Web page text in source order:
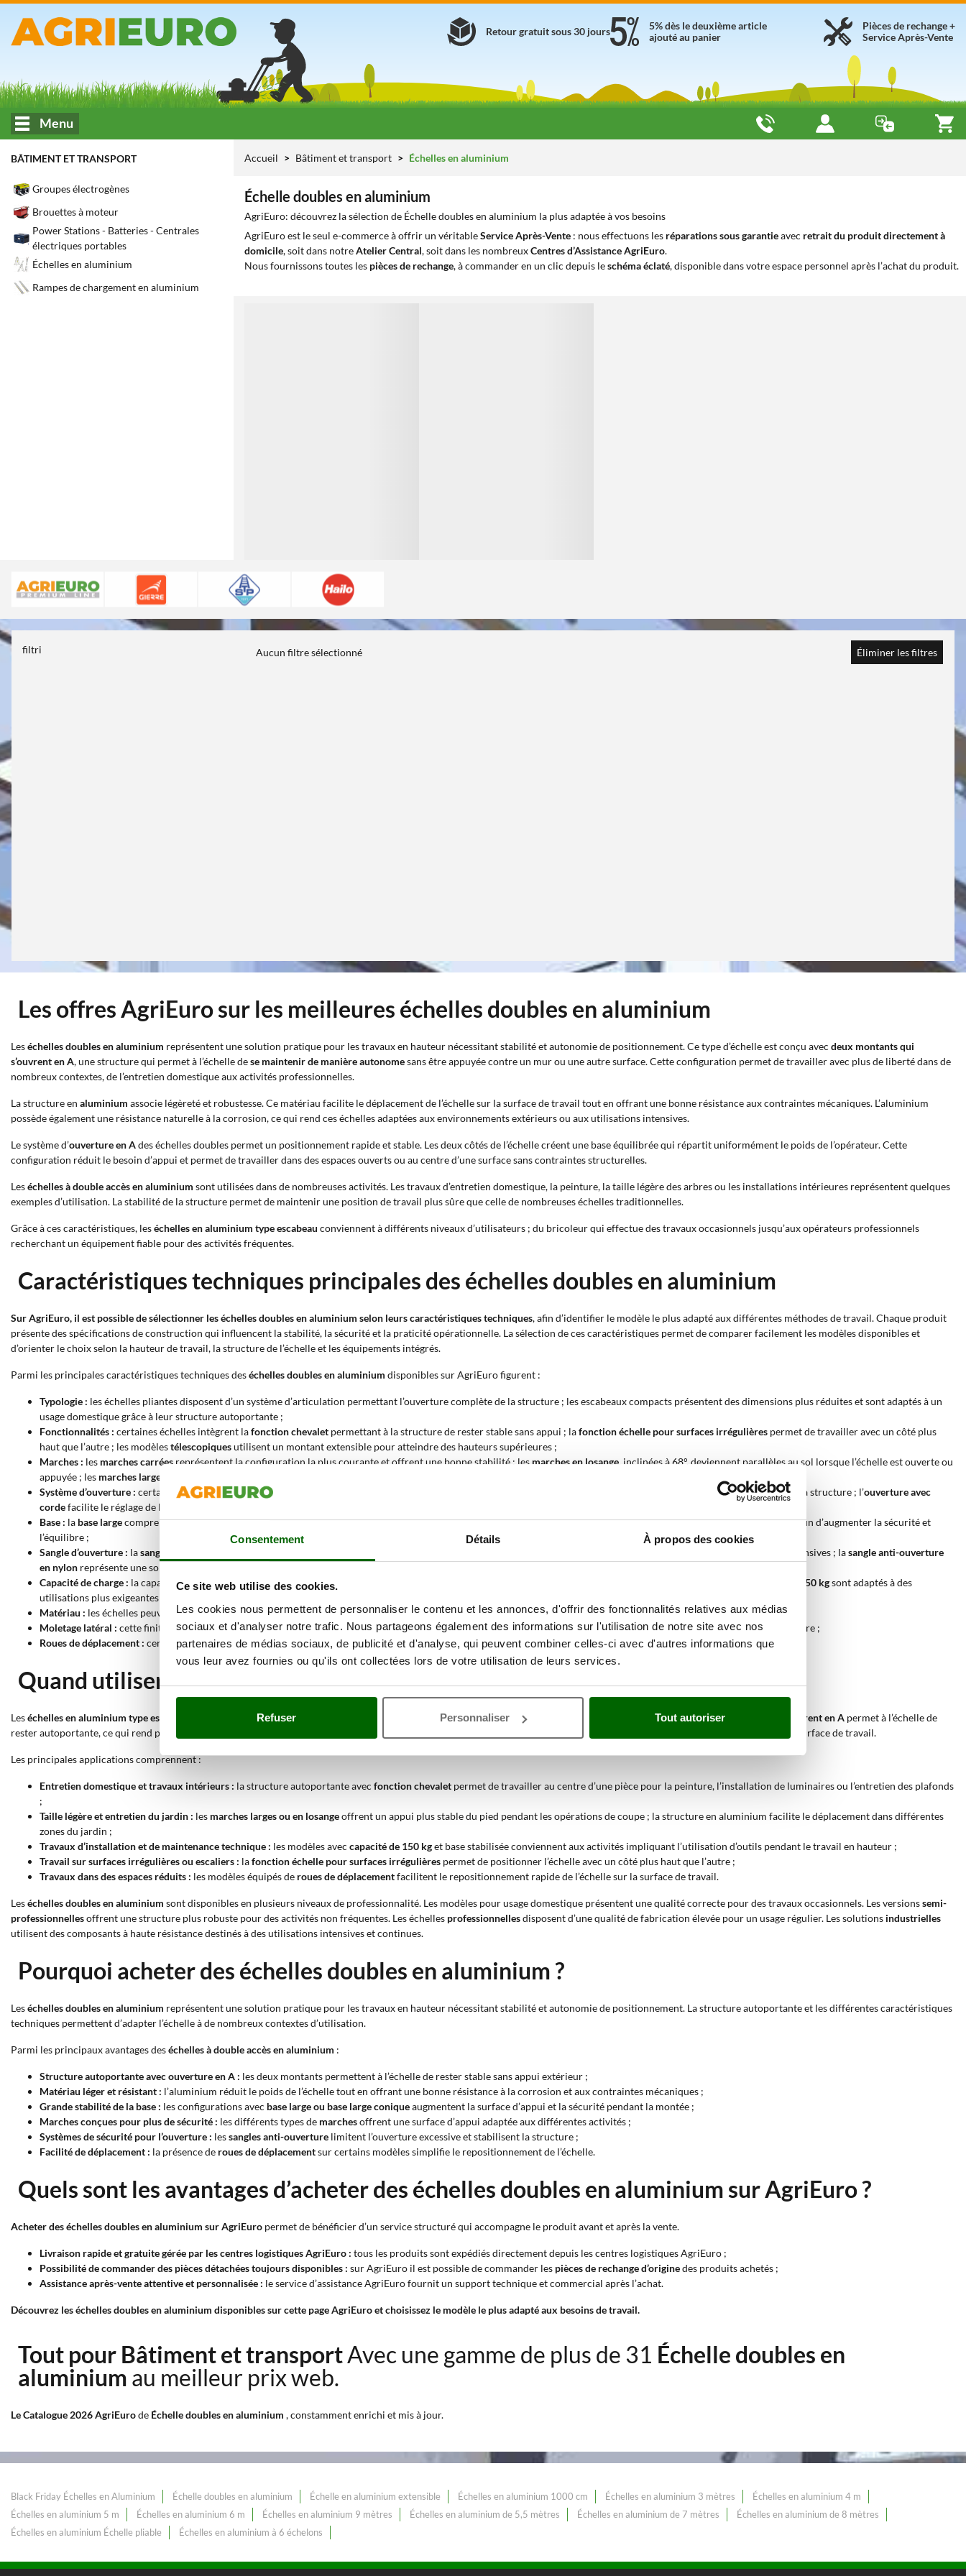
Consentement Détails À propos des cookies
Ce site web utilise des cookies.
Les cookies nous permettent de personnaliser le contenu et les annonces, d'offrir des fonctionnalités relatives aux médias
sociaux et d'analyser notre trafic. Nous partageons également des informations sur l'utilisation de notre site avec nos
partenaires de médias sociaux, de publicité et d'analyse, qui peuvent combiner celles-ci avec d'autres informations que
vous leur avez fournies ou qu'ils ont collectées lors de votre utilisation de leurs services.
Refuser Personnaliser Tout autoriser
Pièces de rechange +
Service Après-Vente
5% dès le deuxième article
ajouté au panier
Retour gratuit sous 30 jours
Menu
BÂTIMENT ET TRANSPORT
Groupes électrogènes
Brouettes à moteur
Power Stations - Batteries - Centrales
électriques portables
Échelles en aluminium
Rampes de chargement en aluminium
Accueil Bâtiment et transport Échelles en aluminium
Échelle doubles en aluminium
AgriEuro: découvrez la sélection de Échelle doubles en aluminium la plus adaptée à vos besoins
AgriEuro est le seul e-commerce à offrir un véritableService Après-Vente : nous effectuons les réparations sous garantieavec retrait du produit directement à
domicile, soit dans notreAtelier Central, soit dans les nombreuxCentres d’Assistance AgriEuro.
Nous fournissons toutes les pièces de rechange, à commander en un clic depuis leschéma éclaté, disponible dans votre espace personnel après l’achat du produit.
filtri Aucun filtre sélectionné Éliminer les filtres
Les offres AgriEuro sur les meilleures échelles doubles en aluminium
Leséchelles doubles en aluminium représentent une solution pratique pour les travaux en hauteur nécessitant stabilité et autonomie de positionnement. Ce type d’échelle est conçu avec deux montants qui
s’ouvrent en A, une structure qui permet à l’échelle dese maintenir de manière autonomesans être appuyée contre un mur ou une autre surface. Cette configuration permet de travailler avec plus de liberté dans de
nombreux contextes, de l’entretien domestique aux activités professionnelles.
La structure en aluminium associe légèreté et robustesse. Ce matériau facilite le déplacement de l’échelle sur la surface de travail tout en offrant une bonne résistance aux contraintes mécaniques. L’aluminium
possède également une résistance naturelle à la corrosion, ce qui rend ces échelles adaptées aux environnements extérieurs ou aux utilisations intensives.
Le système d’ouverture en Ades échelles doubles permet un positionnement rapide et stable. Les deux côtés de l’échelle créent une base équilibrée qui répartit uniformément le poids de l’opérateur. Cette
configuration réduit le besoin d’appui et permet de travailler dans des espaces ouverts ou au centre d’une surface sans contraintes structurelles.
Leséchelles à double accès en aluminium sont utilisées dans de nombreuses activités. Les travaux d’entretien domestique, la peinture, la taille légère des arbres ou les installations intérieures représentent quelques
exemples d’utilisation. La stabilité de la structure permet de maintenir une position de travail plus sûre que celle de nombreuses échelles traditionnelles.
Grâce à ces caractéristiques, leséchelles en aluminium type escabeau conviennent à différents niveaux d’utilisateurs ; du bricoleur qui effectue des travaux occasionnels jusqu’aux opérateurs professionnels
recherchant un équipement fiable pour des activités fréquentes.
Caractéristiques techniques principales des échelles doubles en aluminium
Sur AgriEuro, il est possible de sélectionner les échelles doubles en aluminium selon leurs caractéristiques techniques, afin d’identifier le modèle le plus adapté aux différentes méthodes de travail. Chaque produit
présente des spécifications de construction qui influencent la stabilité, la sécurité et la praticité opérationnelle. La sélection de ces caractéristiques permet de comparer facilement les modèles disponibles et
d’orienter le choix selon la hauteur de travail, la structure de l’échelle et les équipements intégrés.
Parmi les principales caractéristiques techniques deséchelles doubles en aluminium disponibles sur AgriEuro figurent :
Typologie : les échelles pliantes disposent d’un système d’articulation permettant l’ouverture complète de la structure ; les escabeaux compacts présentent des dimensions plus réduites et sont adaptés à un
usage domestique grâce à leur structure autoportante ;
Fonctionnalités : certaines échelles intègrent lafonction chevalet permettant à la structure de rester stable sans appui ; lafonction échelle pour surfaces irrégulières permet de travailler avec un côté plus
haut que l’autre ; les modèlestélescopiquesutilisent un montant extensible pour atteindre des hauteurs supérieures ;
Marches : les marches carrées représentent la configuration la plus courante et offrent une bonne stabilité ; lesmarches en losange , inclinées à 68°, deviennent parallèles au sol lorsque l’échelle est ouverte ou
appuyée ; les marches larges
Système d’ouverture : certains modèles utilisent une permettent d’ajuster l’inclinaison de la structure ; l’ouverture avec
cordefacilite le réglage de la hauteur grâce à un système de poulies ;
Base : la base largecomprend un stabilisateur qui augmente la surface d’appui et améliore la stabilité ; labase large coniqueélargit progressivement la structure vers le bas afin d’augmenter la sécurité et
l’équilibre ;
Sangle d’ouverture : lasangle anti-ouverture en aluminium constitue un système de blocage rigide qui limite l’ouverture excessive de l’échelle et convient aux utilisations intensives ; lasangle anti-ouverture
en nylon représente une solution légère et résistante adaptée à une utilisation régulière ;
Capacité de charge : la capacité indique le poids maximal supporté par l’échelle. Les modèles avec capacité de 150 kgsont adaptés à des
utilisations plus exigeantes incluant le poids de l’utilisateur et des outils ;
Matériau : les échelles peuvent êtreentièrement en aluminium, enacierou encombinaison acier et aluminiumafin d’équilibrer solidité structurelle et poids réduit ;
Moletage latéral : cette finition augmente l’adhérence entre les composants et améliore la prise lors de la montée. Elle contribue également à la stabilité générale de la structure ;
Roues de déplacement : certains modèles disposent de roues permettant de déplacer l’échelle plus facilement sur la surface de travail.
Quand utiliser une échelle double en aluminium ?
Leséchelles en aluminium type escabeau sont conçues pour les travaux en hauteur nécessitant stabilité et autonomie de positionnement. La structure avecdeux montants qui s’ouvrent en A permet à l’échelle de
rester autoportante, ce qui rend possible le travail loin des murs ou des points d’appui. L’utilisation de l’aluminium réduit le poids de la structure et facilite son déplacement sur la surface de travail.
Les principales applications comprennent :
Entretien domestique et travaux intérieurs : la structure autoportante avec fonction chevalet permet de travailler au centre d’une pièce pour la peinture, l’installation de luminaires ou l’entretien des plafonds
;
Taille légère et entretien du jardin : les marches larges ou en losangeoffrent un appui plus stable du pied pendant les opérations de coupe ; la structure en aluminium facilite le déplacement dans différentes
zones du jardin ;
Travaux d’installation et de maintenance technique : les modèles avec capacité de 150 kget base stabilisée conviennent aux activités impliquant l’utilisation d’outils pendant le travail en hauteur ;
Travail sur surfaces irrégulières ou escaliers : lafonction échelle pour surfaces irrégulières permet de positionner l’échelle avec un côté plus haut que l’autre ;
Travaux dans des espaces réduits : les modèles équipés de roues de déplacementfacilitent le repositionnement rapide de l’échelle sur la surface de travail.
Leséchelles doubles en aluminium sont disponibles en plusieurs niveaux de professionnalité. Les modèles pour usage domestique présentent une qualité correcte pour des travaux occasionnels. Les versionssemi-
professionnellesoffrent une structure plus robuste pour des activités non fréquentes. Les échelles professionnellesdisposent d’une qualité de fabrication élevée pour un usage régulier. Les solutions industrielles
utilisent des composants à haute résistance destinés à des utilisations intensives et continues.
Pourquoi acheter des échelles doubles en aluminium ?
Leséchelles doubles en aluminium représentent une solution pratique pour les travaux en hauteur nécessitant stabilité et autonomie de positionnement. La structure autoportante et les différentes caractéristiques
techniques permettent d’adapter l’échelle à de nombreux contextes d’utilisation.
Parmi les principaux avantages deséchelles à double accès en aluminium :
Structure autoportante avec ouverture en A : les deux montants permettent à l’échelle de rester stable sans appui extérieur ;
Matériau léger et résistant : l’aluminium réduit le poids de l’échelle tout en offrant une bonne résistance à la corrosion et aux contraintes mécaniques ;
Grande stabilité de la base : les configurations avec base large ou base large coniqueaugmentent la surface d’appui et la sécurité pendant la montée ;
Marches conçues pour plus de sécurité : les différents types de marchesoffrent une surface d’appui adaptée aux différentes activités ;
Systèmes de sécurité pour l’ouverture : lessangles anti-ouverture limitent l’ouverture excessive et stabilisent la structure ;
Facilité de déplacement : la présence de roues de déplacementsur certains modèles simplifie le repositionnement de l’échelle.
Quels sont les avantages d’acheter des échelles doubles en aluminium sur AgriEuro ?
Acheter des échelles doubles en aluminium sur AgriEuro permet de bénéficier d’un service structuré qui accompagne le produit avant et après la vente.
Livraison rapide et gratuite gérée par les centres logistiques AgriEuro : tous les produits sont expédiés directement depuis les centres logistiques AgriEuro ;
Possibilité de commander des pièces détachées toujours disponibles : sur AgriEuro il est possible de commander les pièces de rechange d’originedes produits achetés ;
Assistance après-vente attentive et personnalisée : le service d’assistance AgriEuro fournit un support technique et commercial après l’achat.
Découvrez les échelles doubles en aluminium disponibles sur cette page AgriEuro et choisissez le modèle le plus adapté aux besoins de travail.
Tout pour Bâtiment et transportAvec une gamme de plus de 31 Échelle doubles en
aluminium au meilleur prix web.
Le Catalogue 2026 AgriEurode Échelle doubles en aluminium , constamment enrichi et mis à jour.
Black Friday Échelles en Aluminium Échelle doubles en aluminium Échelle en aluminium extensible Échelles en aluminium 1000 cm Échelles en aluminium 3 mètres
Échelles en aluminium 4 m
Échelles en aluminium 5 m
Échelles en aluminium 6 m Échelles en aluminium 9 mètres Échelles en aluminium de 5,5 mètres Échelles en aluminium de 7 mètres
Échelles en aluminium de 8 mètres
Échelles en aluminium Échelle pliable
Échelles en aluminium à 6 échelons